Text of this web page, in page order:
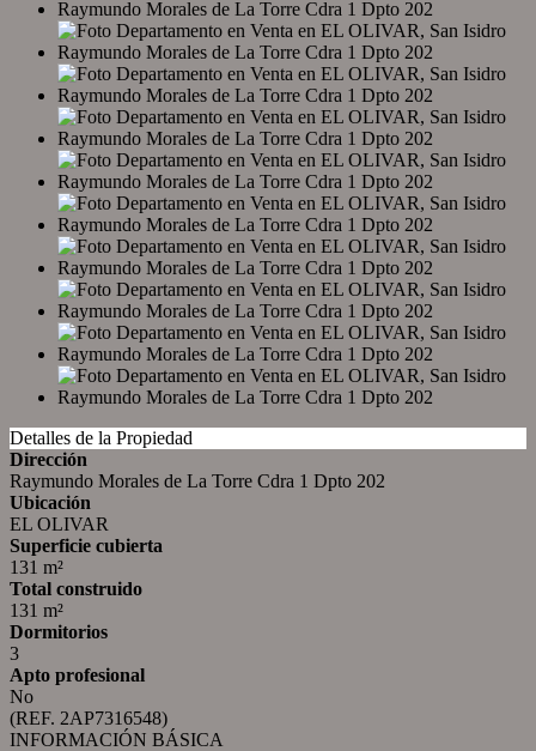
Detalles de la Propiedad
Dirección
Raymundo Morales de La Torre Cdra 1 Dpto 202
Ubicación
EL OLIVAR
Superficie cubierta
131 m²
Total construido
131 m²
Dormitorios
3
Apto profesional
No
(REF. 2AP7316548)
INFORMACIÓN BÁSICA